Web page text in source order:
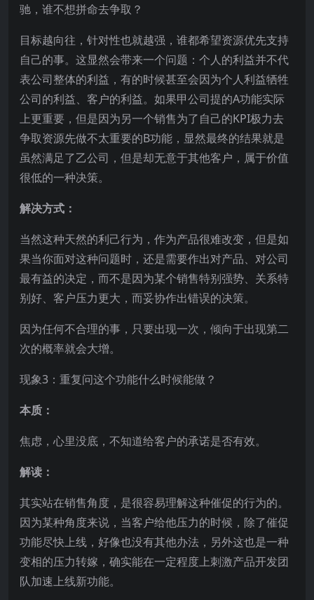
驰，谁不想拼命去争取？
目标越向往，针对性也就越强，谁都希望资源优先支持
自己的事。这显然会带来一个问题：个人的利益并不代
表公司整体的利益，有的时候甚至会因为个人利益牺牲
公司的利益、客户的利益。如果甲公司提的A功能实际
上更重要，但是因为另一个销售为了自己的KPI极力去
争取资源先做不太重要的B功能，显然最终的结果就是
虽然满足了乙公司，但是却无意于其他客户，属于价值
很低的一种决策。
解决方式：
当然这种天然的利己行为，作为产品很难改变，但是如
果当你面对这种问题时，还是需要作出对产品、对公司
最有益的决定，而不是因为某个销售特别强势、关系特
别好、客户压力更大，而妥协作出错误的决策。
因为任何不合理的事，只要出现一次，倾向于出现第二
次的概率就会大增。
现象3：重复问这个功能什么时候能做？
本质：
焦虑，心里没底，不知道给客户的承诺是否有效。
解读：
其实站在销售角度，是很容易理解这种催促的行为的。
因为某种角度来说，当客户给他压力的时候，除了催促
功能尽快上线，好像也没有其他办法，另外这也是一种
变相的压力转嫁，确实能在一定程度上刺激产品开发团
队加速上线新功能。